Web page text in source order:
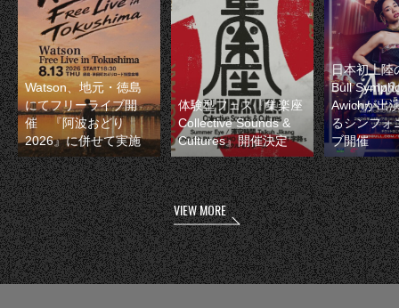
Watson、地元・徳島
にてフリーライブ開
催 『阿波おどり
2026』に併せて実施
体験型フェス『集楽座
Collective Sounds &
Cultures』開催決定
日本初上陸
Bull
Awichが出
るシンフォ
ブ開催
VIEW MORE